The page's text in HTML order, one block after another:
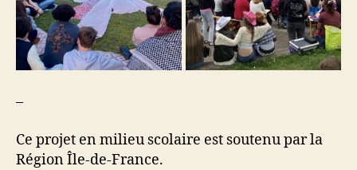
–
Ce projet en milieu scolaire est soutenu par la
Région Île-de-France.